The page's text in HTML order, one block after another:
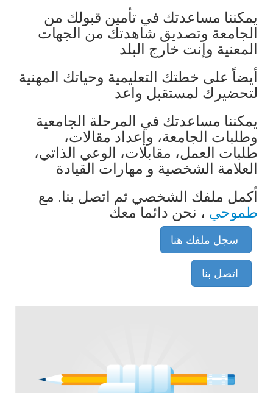
يمكننا مساعدتك في تأمين قبولك من
الجامعة وتصديق شاهدتك من الجهات
المعنية وإنت خارج البلد
أيضاً على خطتك التعليمية وحياتك المهنية
لتحضيرك لمستقبل واعد
يمكننا مساعدتك في المرحلة الجامعية
وطلبات الجامعة، وإعداد مقالات،
طلبات العمل، مقابلات، الوعي الذاتي،
العلامة الشخصية و مهارات القيادة
أكمل ملفك الشخصي ثم اتصل بنا. مع
طموحي ، نحن دائما معك.
سجل ملفك هنا
اتصل بنا